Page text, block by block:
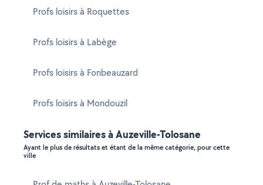
Profs loisirs à Roquettes
Profs loisirs à Labège
Profs loisirs à Fonbeauzard
Profs loisirs à Mondouzil
Services similaires à Auzeville-Tolosane
Ayant le plus de résultats et étant de la même catégorie, pour cette
ville